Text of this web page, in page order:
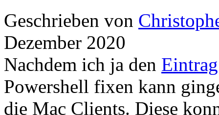
Geschrieben von
Dezember 2020
Nachdem ich ja den Eintrag
Powershell fixen kann
die Mac Clients. Diese